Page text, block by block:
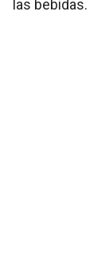
las bebidas.